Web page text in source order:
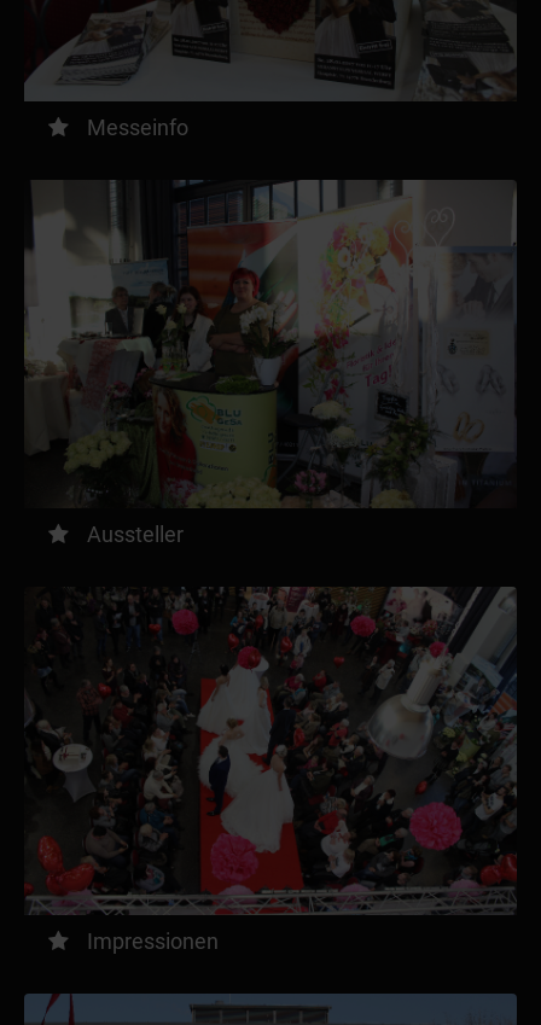
Messeinfo
Aussteller
Impressionen